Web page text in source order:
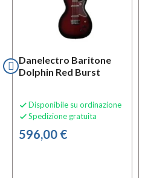
Danelectro Baritone
Dolphin Red Burst
 Disponibile su ordinazione
 Spedizione gratuita
596,00 €